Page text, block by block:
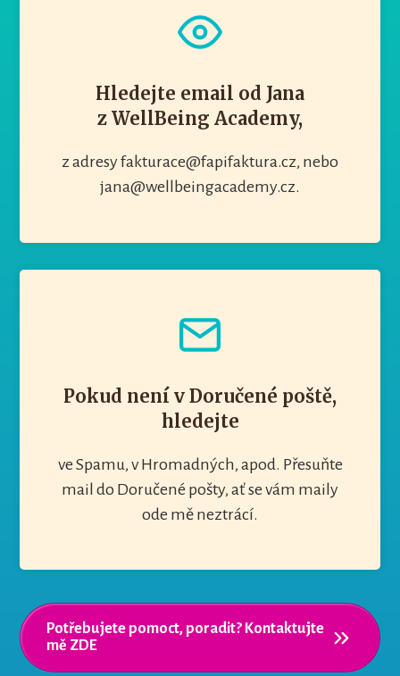
Hledejte email od Jana
z WellBeing Academy,
z adresy fakturace@fapifaktura.cz, nebo
jana@wellbeingacademy.cz.
Pokud není v Doručené poště,
hledejte
ve Spamu, v Hromadných, apod. Přesuňte
mail do Doručené pošty, ať se vám maily
ode mě neztrácí.
Potřebujete pomoct, poradit? Kontaktujte
mě ZDE